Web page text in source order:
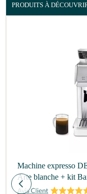
PRODUITS À
Machine expresso
Arte blanche + kit